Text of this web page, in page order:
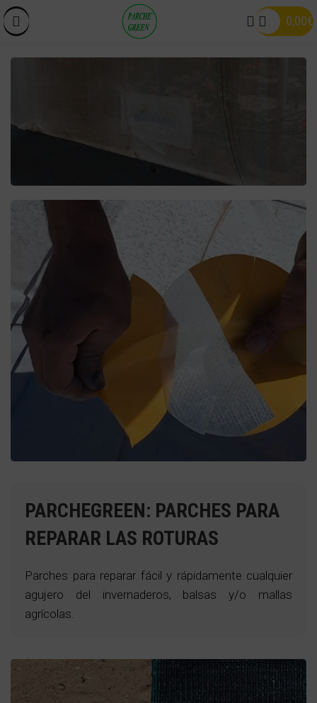
0,00€
TECNOLOGÍA PATENTADA
PARCHES REPARACIÓN
PLÁSTICO
ver parches
REPARACIÓN MALLAS
ver más
PARCHEGREEN: PARCHES PARA
REPARAR LAS ROTURAS
Parches para reparar fácil y rápidamente cualquier
agujero del invernaderos, balsas y/o mallas
agrícolas.